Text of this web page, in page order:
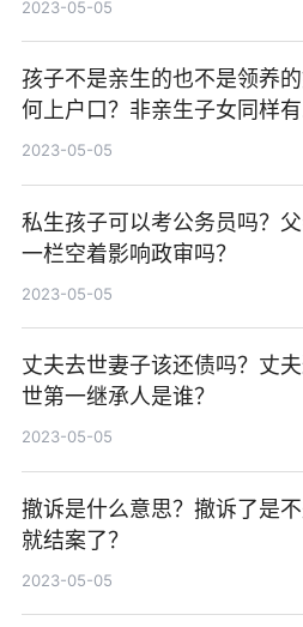
2023-05-05
孩子不是亲生的也不是领养
何上户口？非亲生子女同样有
利继承遗产吗？
2023-05-05
私生孩子可以考公务员吗？
一栏空着影响政审吗？
2023-05-05
丈夫去世妻子该还债吗？丈
世第一继承人是谁？
2023-05-05
撤诉是什么意思？撤诉了是
就结案了？
2023-05-05